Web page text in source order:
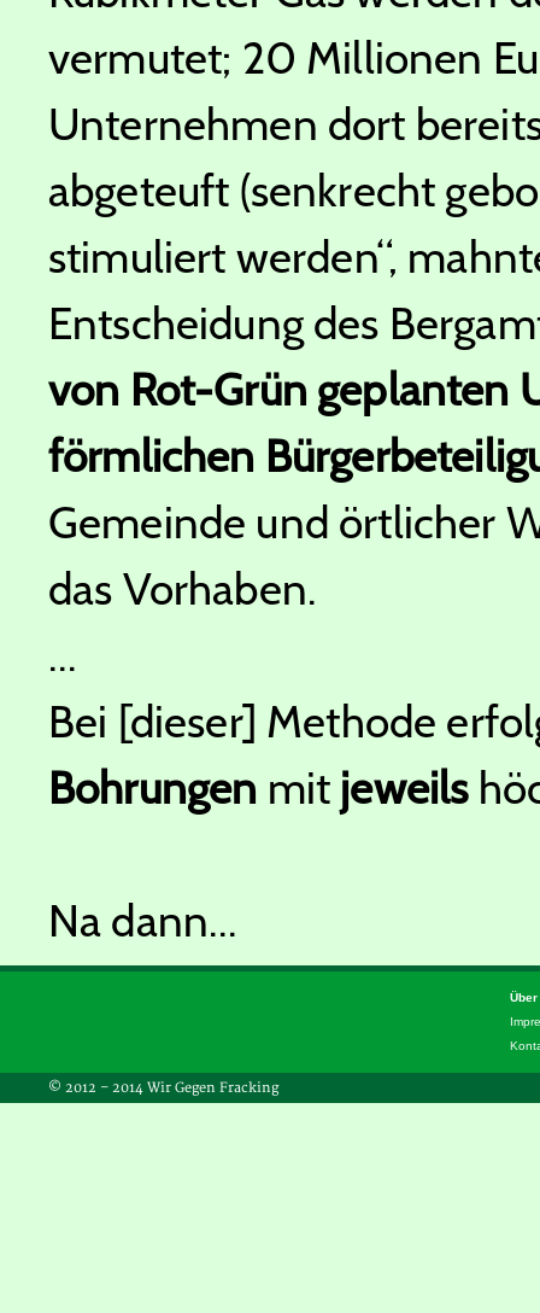
vermutet; 20 Millionen
Unternehmen dort
abgeteuft (senkrecht
stimuliert werden“,
Entscheidung des
von Rot-Grün geplanten
förmlichen
Gemeinde und örtlicher
das Vorhaben.
...
Bei [dieser] Methode
Bohrungen mit jeweils
Na dann...
Über
© 2012 – 2014 Wir Gegen Fracking